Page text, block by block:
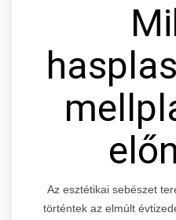
Az esztétikai sebészet
történtek az elmúlt